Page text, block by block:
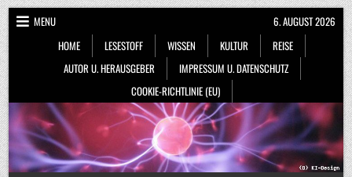
Skip
to
content
MENU
HOME
LESESTOFF WISSEN KULTUR
REISE
AUTOR U. HERAUSGEBER
IMPRESSUM U. DATENSCHUTZ
COOKIE-RICHTLINIE (EU)
6. AUGUST 2026